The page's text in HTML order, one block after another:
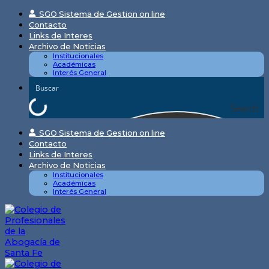
Skip
content
SGO Sistema de Gestion on line
Contacto
Links de Interes
Archivo de Noticias
Institucionales
Académicas
Interés General
Search
SGO Sistema de Gestion on line
Contacto
Links de Interes
Archivo de Noticias
Institucionales
Académicas
Interés General